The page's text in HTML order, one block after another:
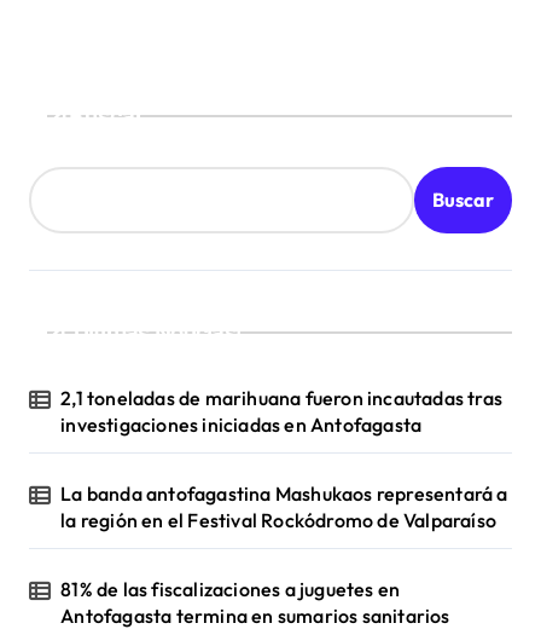
Buscar
Buscar
¡Ultimas Noticias!
2,1 toneladas de marihuana fueron incautadas tras
investigaciones iniciadas en Antofagasta
La banda antofagastina Mashukaos representará a
la región en el Festival Rockódromo de Valparaíso
81% de las fiscalizaciones a juguetes en
Antofagasta termina en sumarios sanitarios